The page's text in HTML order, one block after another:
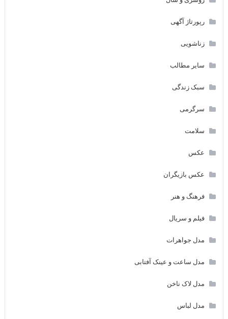
رپورتاژ آگهی
زناشویی
سایر مطالب
سبک زندگی
سرگرمی
سلامت
عکس
عکس بازیگران
فرهنگ و هنر
فیلم و سریال
مدل جواهرات
مدل ساعت و عینک آفتابی
مدل لاک ناخن
مدل لباس